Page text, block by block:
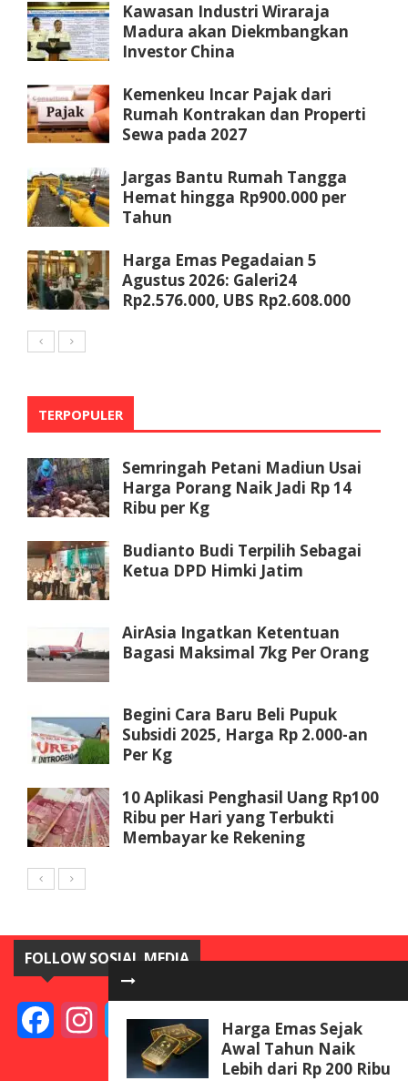
Harga Emas Sejak
Awal Tahun Naik
Lebih dari Rp 200 Ribu
Kawasan Industri Wiraraja
Madura akan Diekmbangkan
Investor China
Kemenkeu Incar Pajak dari
Rumah Kontrakan dan Properti
Sewa pada 2027
Jargas Bantu Rumah Tangga
Hemat hingga Rp900.000 per
Tahun
Harga Emas Pegadaian 5
Agustus 2026: Galeri24
Rp2.576.000, UBS Rp2.608.000
TERPOPULER
Semringah Petani Madiun Usai
Harga Porang Naik Jadi Rp 14
Ribu per Kg
Budianto Budi Terpilih Sebagai
Ketua DPD Himki Jatim
AirAsia Ingatkan Ketentuan
Bagasi Maksimal 7kg Per Orang
Begini Cara Baru Beli Pupuk
Subsidi 2025, Harga Rp 2.000-an
Per Kg
10 Aplikasi Penghasil Uang Rp100
Ribu per Hari yang Terbukti
Membayar ke Rekening
FOLLOW SOSIAL MEDIA
FacebookInstagramTwitterYouTube